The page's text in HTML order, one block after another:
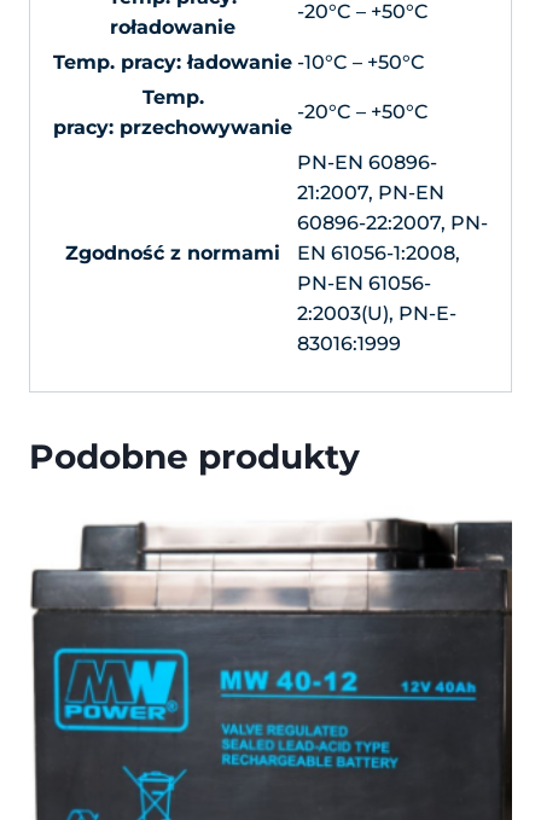
roładowanie
-20°C – +50°C
Temp. pracy: ładowanie -10°C – +50°C
Temp.
pracy: przechowywanie
-20°C – +50°C
Zgodność z normami
PN-EN 60896-
21:2007, PN-EN
60896-22:2007, PN-
EN 61056-1:2008,
PN-EN 61056-
2:2003(U), PN-E-
83016:1999
Podobne produkty